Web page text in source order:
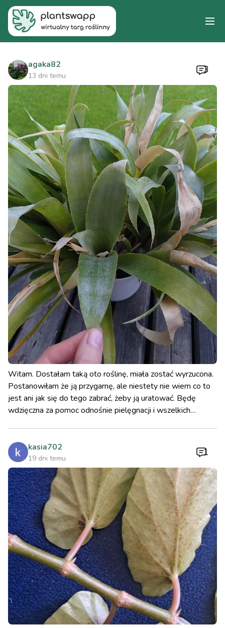
agaka82
13 dni temu
3
Witam. Dostałam taką oto roślinę, miała zostać wyrzucona.
Postanowiłam że ją przygarnę, ale niestety nie wiem co to
jest ani jak się do tego zabrać, żeby ją uratować. Będę
wdzięczna za pomoc odnośnie pielęgnacji i wszelkich
kasia702
19 dni temu
1